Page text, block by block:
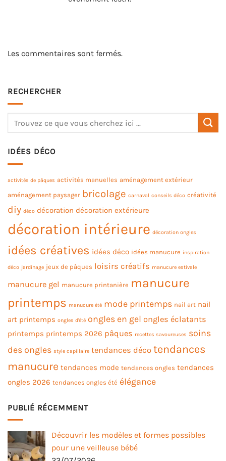
Les commentaires sont fermés.
RECHERCHER
IDÉES DÉCO
activités de pâques activités manuelles aménagement extérieur
aménagement paysager bricolage carnaval conseils déco créativité
diy déco décoration décoration extérieure
décoration intérieure décoration ongles
idées créatives idées déco idées manucure inspiration
déco jardinage jeux de pâques loisirs créatifs manucure estivale
manucure gel manucure printanière manucure
printemps manucure été mode printemps nail art nail
art printemps ongles d'été ongles en gel ongles éclatants
printemps printemps 2026 pâques recettes savoureuses soins
des ongles style capillaire tendances déco tendances
manucure tendances mode tendances ongles tendances
ongles 2026 tendances ongles été élégance
PUBLIÉ RÉCEMMENT
Découvrir les modèles et formes possibles
pour une veilleuse bébé